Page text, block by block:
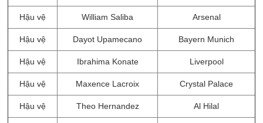
Hậu vệ William Saliba Arsenal
Hậu vệ Dayot Upamecano Bayern Munich
Hậu vệ Ibrahima Konate Liverpool
Hậu vệ Maxence Lacroix Crystal Palace
Hậu vệ Theo Hernandez Al Hilal